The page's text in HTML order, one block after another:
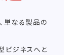
単なる製品の
ビジネスへと